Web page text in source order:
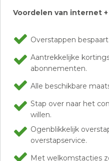
Voordelen van internet
Overstappen
Aantrekkelijke
abonnementen.
Alle beschikbare
Stap over naar het
willen.
Ogenblikkelijk
overstapservice.
Met welkomstacties